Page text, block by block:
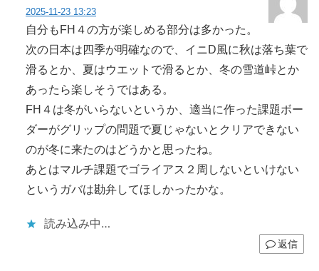
2025-11-23 13:23
自分もFH４の方が楽しめる部分は多かった。
次の日本は四季が明確なので、イニD風に秋は落ち葉で
滑るとか、夏はウエットで滑るとか、冬の雪道峠とか
あったら楽しそうではある。
FH４は冬がいらないというか、適当に作った課題ボー
ダーがグリップの問題で夏じゃないとクリアできない
のが冬に来たのはどうかと思ったね。
あとはマルチ課題でゴライアス２周しないといけない
というガバは勘弁してほしかったかな。
読み込み中…
返信